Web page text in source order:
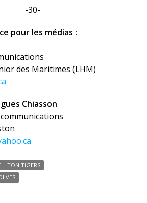
-30-
pour les médias :
des Maritimes (LHM)
Chiasson
TIGERS